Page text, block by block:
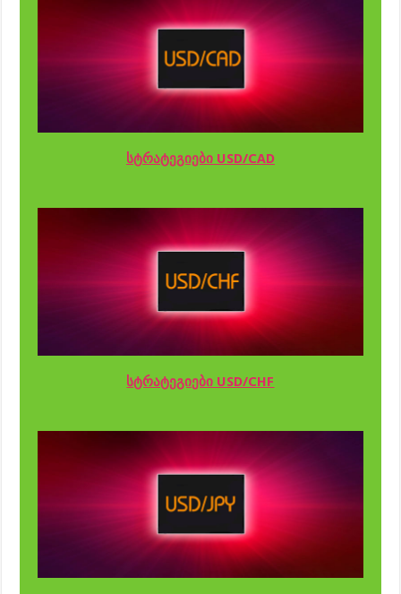
სტრატეგიები USD/CAD
სტრატეგიები USD/CHF